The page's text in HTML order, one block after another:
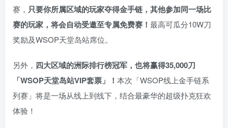
赛， 只要你所属区域的玩家夺得金手链，其他参加同一场比
赛的玩家，将会自动受邀至专属免费赛！ 最高可瓜分10W刀
奖励及WSOP天堂岛站席位。
另外， 四大区域的洲际排行榜冠军，也将赢得35,000刀
「WSOP天堂岛站VIP套票」！ 本次「WSOP线上金手链系
列赛」将是一场从线上到线下，结合最豪华的超级扑克狂欢
体验！